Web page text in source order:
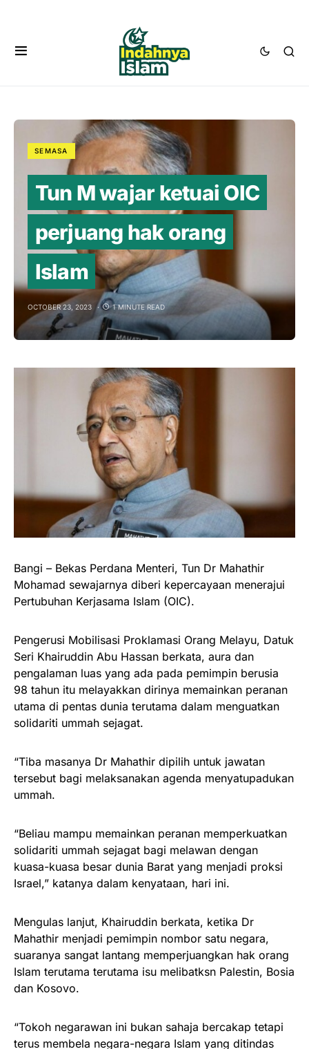
SEMASA
Tun M wajar ketuai OIC
perjuang hak orang
Islam
OCTOBER 23, 2023 1 MINUTE READ
Bangi – Bekas Perdana Menteri, Tun Dr Mahathir
Mohamad sewajarnya diberi kepercayaan menerajui
Pertubuhan Kerjasama Islam (OIC).
Pengerusi Mobilisasi Proklamasi Orang Melayu, Datuk
Seri Khairuddin Abu Hassan berkata, aura dan
pengalaman luas yang ada pada pemimpin berusia
98 tahun itu melayakkan dirinya memainkan peranan
utama di pentas dunia terutama dalam menguatkan
solidariti ummah sejagat.
“Tiba masanya Dr Mahathir dipilih untuk jawatan
tersebut bagi melaksanakan agenda menyatupadukan
ummah.
“Beliau mampu memainkan peranan memperkuatkan
solidariti ummah sejagat bagi melawan dengan
kuasa-kuasa besar dunia Barat yang menjadi proksi
Israel,” katanya dalam kenyataan, hari ini.
Mengulas lanjut, Khairuddin berkata, ketika Dr
Mahathir menjadi pemimpin nombor satu negara,
suaranya sangat lantang memperjuangkan hak orang
Islam terutama terutama isu melibatksn Palestin, Bosia
dan Kosovo.
“Tokoh negarawan ini bukan sahaja bercakap tetapi
terus membela negara-negara Islam yang ditindas